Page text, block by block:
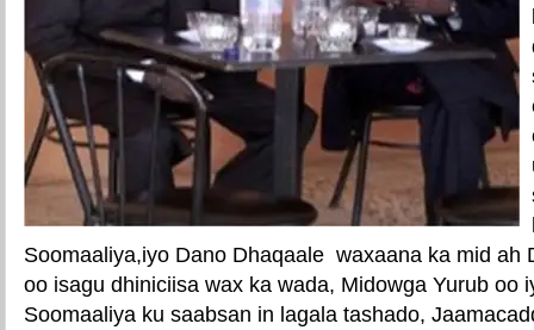
Soomaaliya,iyo Dano Dhaqaale waxaana ka mid ah
oo isagu dhiniciisa wax ka wada, Midowga Yurub oo
Soomaaliya ku saabsan in lagala tashado,